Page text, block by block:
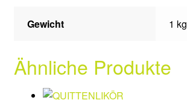
Kontakt
Impressum
Gewicht 1 kg
Ähnliche Produkte